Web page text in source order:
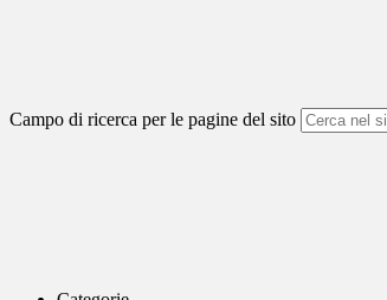
Campo di ricerca per le pagine del sito